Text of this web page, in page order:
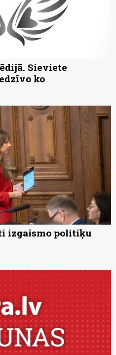
Sieviete
ko
izgaismo politiķu